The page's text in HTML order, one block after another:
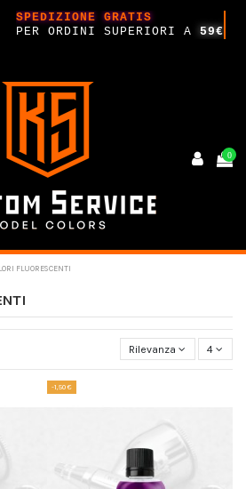
SPEDIZIONE GRATIS
PER ORDINI SUPERIORI A 59€
0
FLUORESCENTI
Rilevanza 4
-1,50 €